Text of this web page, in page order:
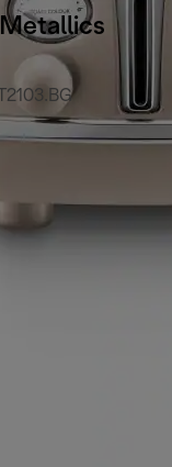
Metallics